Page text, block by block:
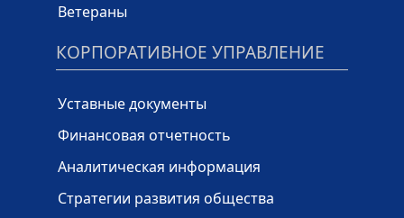
Ветераны
КОРПОРАТИВНОЕ УПРАВЛЕНИЕ
Уставные документы
Финансовая отчетность
Аналитическая информация
Стратегии развития общества